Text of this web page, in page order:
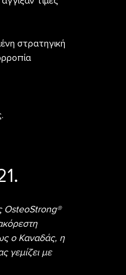
στρατηγική
OsteoStrong®
ο Καναδάς, η
γεμίζει με